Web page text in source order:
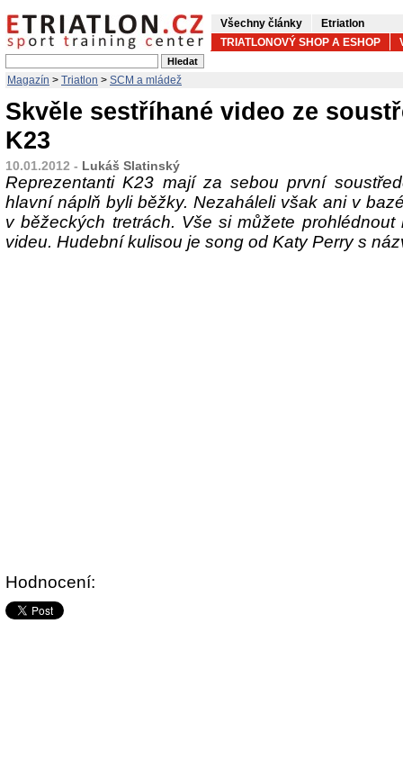
Všechny články
Etriatlon
TRIATLONOVÝ SHOP A ESHOP
Magazín > Triatlon > SCM a mládež
Skvěle sestříhané video ze
K23
10.01.2012 - Lukáš Slatinský
Reprezentanti K23 mají za sebou první
hlavní náplň byli běžky. Nezaháleli však ani v
v běžeckých tretrách. Vše si můžete
videu. Hudební kulisou je song od Katy Perry s
Hodnocení: